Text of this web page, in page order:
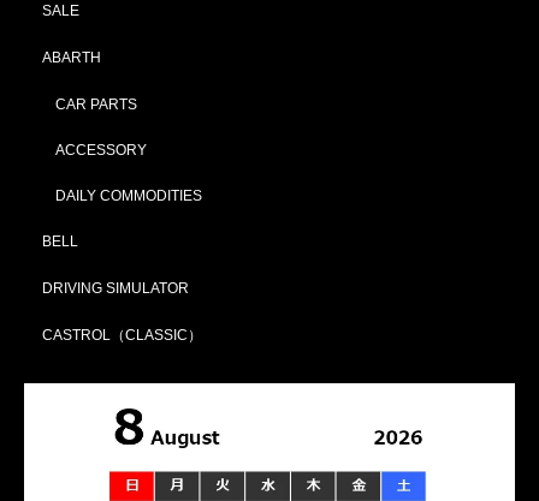
SALE
ABARTH
CAR PARTS
ACCESSORY
DAILY COMMODITIES
BELL
DRIVING SIMULATOR
CASTROL（CLASSIC）